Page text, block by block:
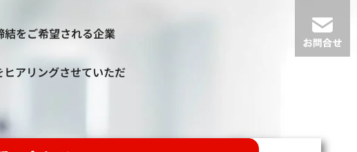
をご希望される企業
アリングさせていただ